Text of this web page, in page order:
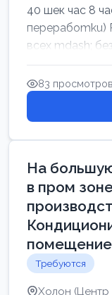
40 шек час 8
перерабоmku)
всех mdash;
раcnoложение
83 просмотров
На
в пром
Требуются
Холон (Центр